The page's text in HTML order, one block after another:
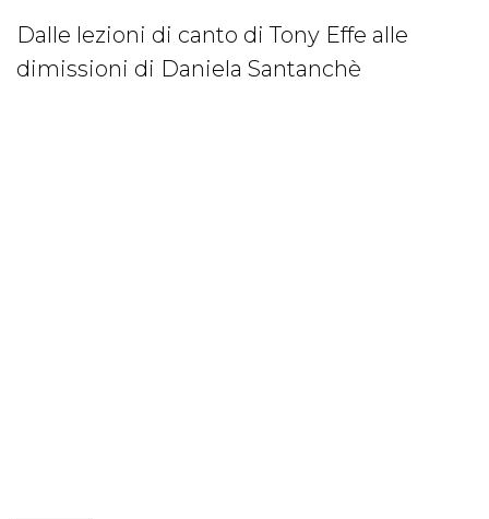
Dalle lezioni di canto di Tony Effe alle
dimissioni di Daniela Santanchè